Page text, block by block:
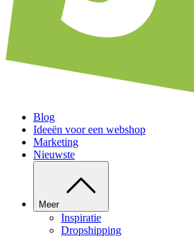
Blog
Ideeën voor een webshop
Marketing
Nieuwste
Meer
Inspiratie
Dropshipping